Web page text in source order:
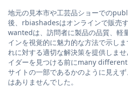
地元の見本市や工芸品ショーでの
後、rbiashadesはオンラインで販売
wantedは、訪問者に製品の品質、軽
インを視覚的に魅力的な方法で示し
れに対する適切な解決策を提供しま
イダーを見つける前にmany different
サイトの一部であるかのように見え
はありませんでした。